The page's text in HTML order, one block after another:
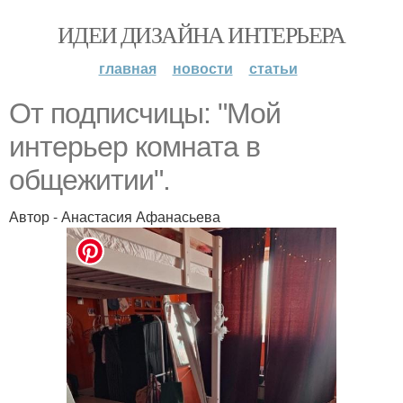
ИДЕИ ДИЗАЙНА ИНТЕРЬЕРА
главная новости статьи
От подписчицы: "Мой
интерьер комната в
общежитии".
Автор - Анастасия Афанасьева